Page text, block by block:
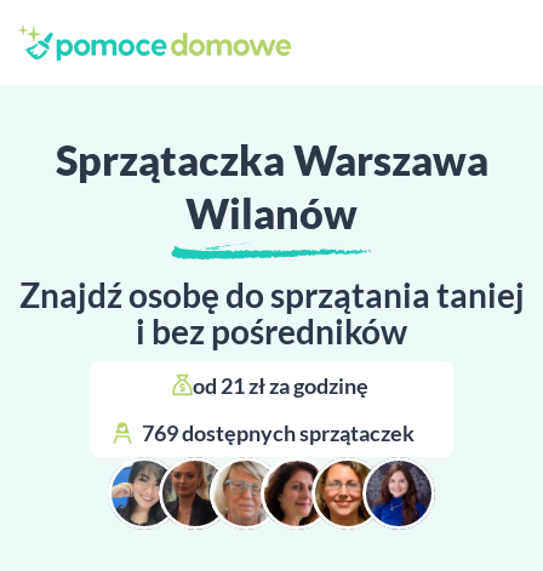
Sprzątaczka Warszawa
Wilanów
Znajdź osobę do sprzątania taniej
i bez pośredników
od 21 zł za godzinę
769 dostępnych sprzątaczek